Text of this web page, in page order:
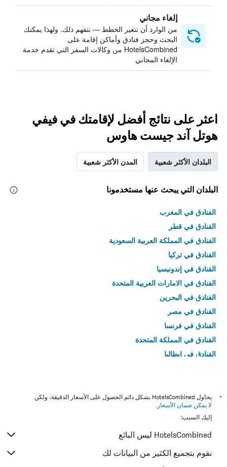
إلغاء مجاني
من الوارد أن تتغير الخطط — نتفهم ذلك. ولهذا يمكنك
البحث وحجز فنادق وأماكن إقامة على
HotelsCombined من وكالات السفر التي تقدم خدمة
الإلغاء المجاني
اعثر على نتائج أفضل لإقامتك في فيفي
هوتل آند جيست هاوس
البلدان الأكثر شعبية المدن الأكثر شعبية
البلدان التي يبحث عنها مستخدمونا
الفنادق في المغرب
الفنادق في قطر
الفنادق في المملكة العربية السعودية
الفنادق في تركيا
الفنادق في إندونيسيا
الفنادق في الامارات العربية المتحدة
الفنادق في البحرين
الفنادق في مصر
الفنادق في فرنسا
الفنادق في المملكة المتحدة
الفنادق في إيطاليا
*
يحاول HotelsCombined بشكل دائم الحصول على الأسعار الدقيقة، ولكن
لا يمكن ضمان الأسعار .
إليك السبب:
HotelsCombined ليس البائع
نقوم بتجميع الكثير من البيانات لك